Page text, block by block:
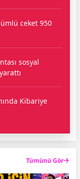
ceket 950
sosyal
Kibariye
Tümünü Gör